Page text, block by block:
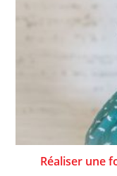
Réaliser une